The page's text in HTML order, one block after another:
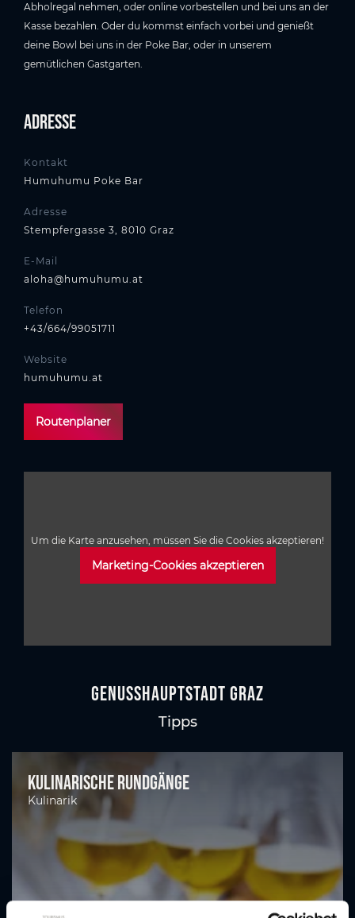
Abholregal nehmen, oder online vorbestellen und bei uns an der
Kasse bezahlen. Oder du kommst einfach vorbei und genießt
deine Bowl bei uns in der Poke Bar, oder in unserem
gemütlichen Gastgarten.
Adresse
Kontakt
Humuhumu Poke Bar
Adresse
Stempfergasse 3, 8010 Graz
E-Mail
aloha@humuhumu.at
Telefon
+43/664/99051711
Website
humuhumu.at
Routenplaner
Um die Karte anzusehen, müssen Sie die Cookies akzeptieren!
Marketing-Cookies akzeptieren
GenussHauptstadt Graz
Tipps
Kulinarische Rundgänge
Kulinarik